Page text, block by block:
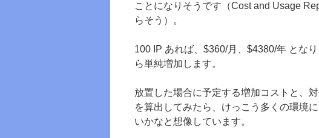
ことになりそうです（Cost and Usage
らそう）。
100 IP あれば、$360/月、$4380/年 とな
ら単純増加します。
放置した場合に予定する増加コストと、
を算出してみたら、けっこう多くの環境
いかなと想像しています。